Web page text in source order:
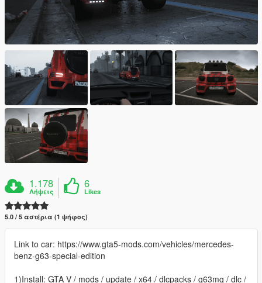
1.178
Λήψεις
6
Likes
5.0 / 5 αστέρια (1 ψήφος)
Link to car: https://www.gta5-mods.com/vehicles/mercedes-
benz-g63-special-edition
1)Install: GTA V / mods / update / x64 / dlcpacks / g63mg / dlc /